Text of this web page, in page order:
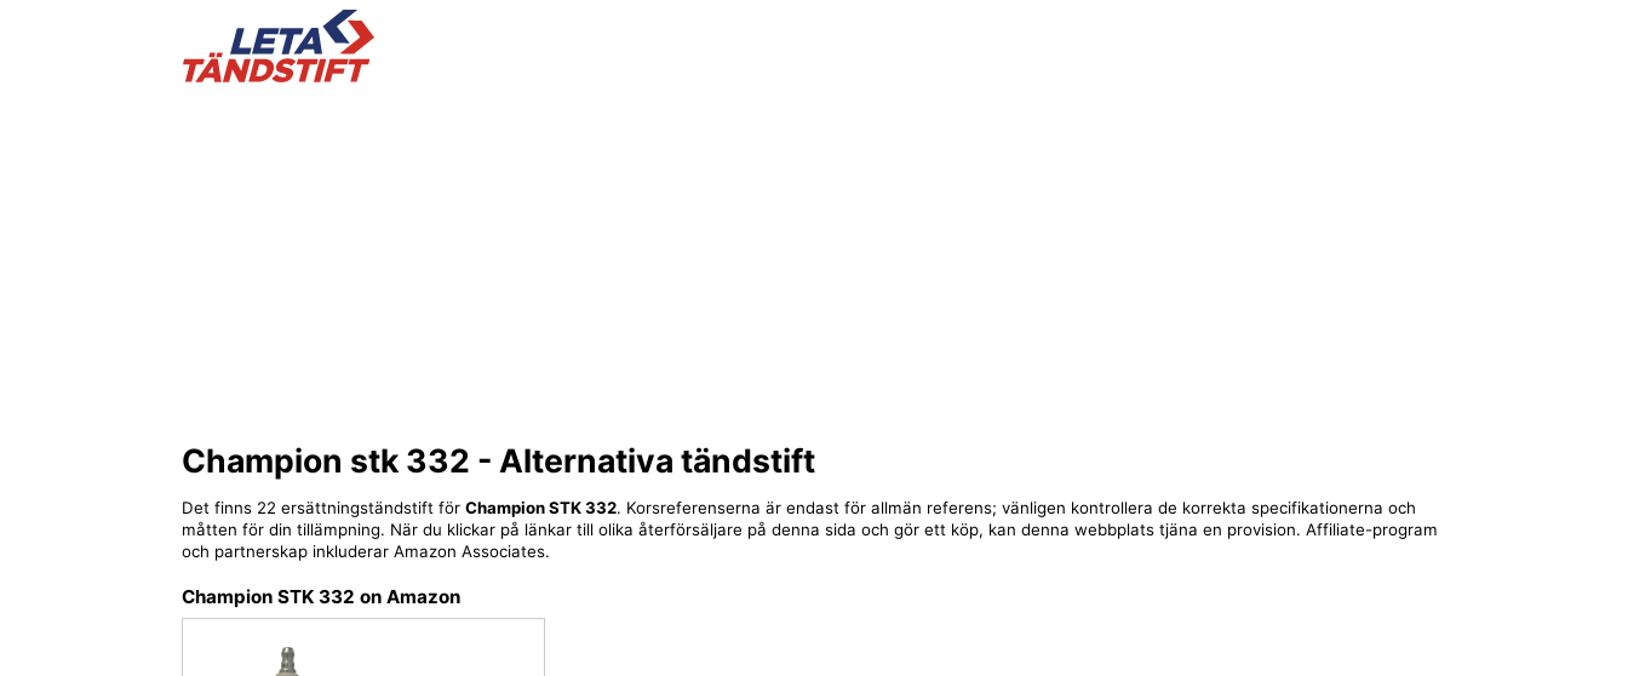
Champion stk 332 - Alternativa tändstift
Det finns 22 ersättningständstift för Champion STK 332. Korsreferenserna är endast för allmän referens; vänligen kontrollera de korrekta specifikationerna och
måtten för din tillämpning. När du klickar på länkar till olika återförsäljare på denna sida och gör ett köp, kan denna webbplats tjäna en provision. Affiliate-program
och partnerskap inkluderar Amazon Associates.
Champion STK 332 on Amazon